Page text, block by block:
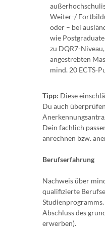
Weiter-/
oder – bei
wie
zu DQR7-
angestrebten
mind. 20 ECTS-
Tipp: Diese
Du auch
Dein fachlich
anrechnen bzw.
Berufserfahrung
Nachweis über
qualifizierte
Abschluss des
erwerben).